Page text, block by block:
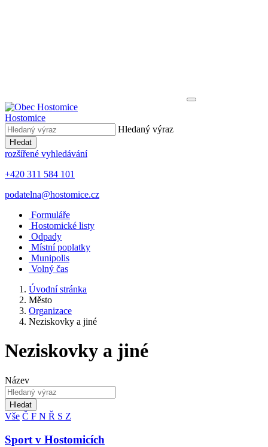
Hostomice
Hledaný výraz
Hledat
rozšířené vyhledávání
+420 311 584 101
podatelna@hostomice.cz
Formuláře
Hostomické listy
Odpady
Místní poplatky
Munipolis
Volný čas
Úvodní stránka
Město
Organizace
Neziskovky a jiné
Neziskovky a jiné
Název
Hledat
Vše Č F N Ř S Z
Sport v Hostomicích